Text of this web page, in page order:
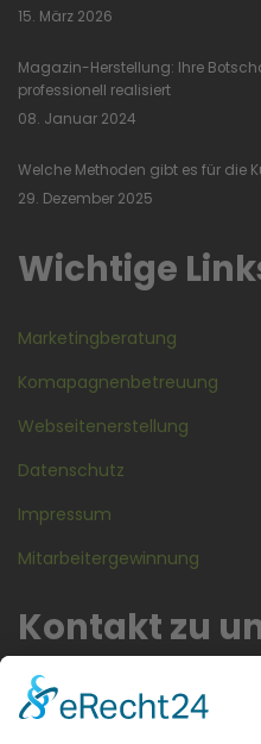
15. März 2026
Magazin-Herstellung: Ihre
professionell realisiert
08. Januar 2024
Welche Methoden gibt es für die
29. Dezember 2025
Wichtige
Marketingberatung
Komapagnenbetreuung
Webseitenerstellung
Datenschutz
Impressum
Mitarbeitergewinnung
Kontakt zu
Josef-Baumann-Str. 5
86316 Friedberg / Augsburg